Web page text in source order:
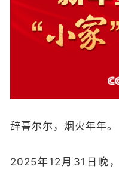
辞暮尔尔，烟火年年。
2025年12月31日晚